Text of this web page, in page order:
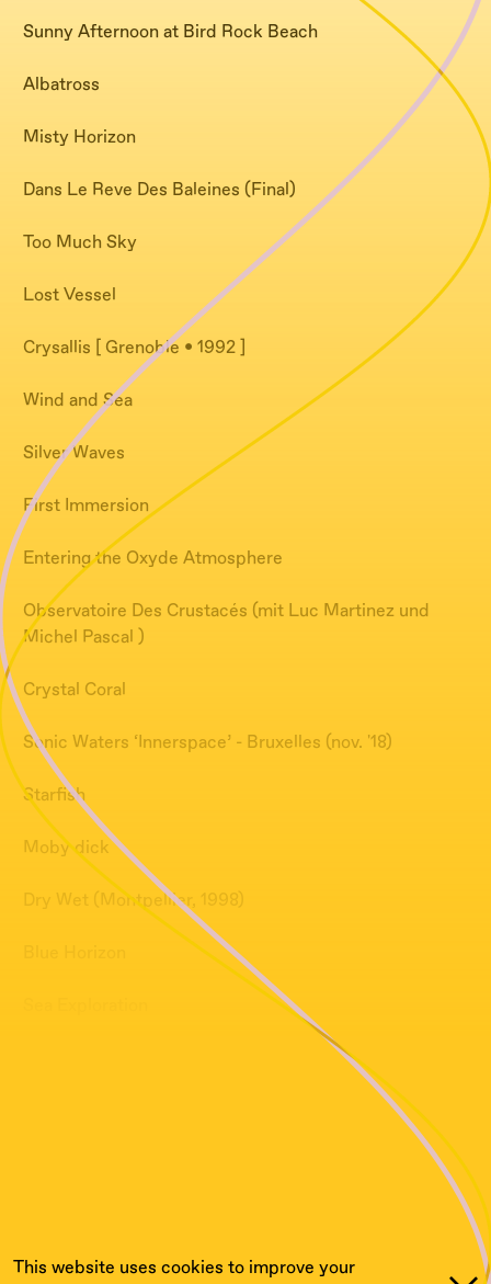
This website uses cookies to improve your
Sunny Afternoon at Bird Rock Beach
Albatross
Misty Horizon
Dans Le Reve Des Baleines (Final)
Too Much Sky
Lost Vessel
Crysallis [ Grenoble • 1992 ]
Wind and Sea
Silver Waves
First Immersion
Entering the Oxyde Atmosphere
Observatoire Des Crustacés (mit Luc Martinez und
Michel Pascal )
Crystal Coral
Sonic Waters ‘Innerspace’ - Bruxelles (nov. '18)
Starfish
Moby dick
Dry Wet (Montpellier, 1998)